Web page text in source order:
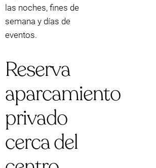
las noches, fines de
semana y días de
eventos.
Reserva
aparcamiento
privado
cerca del